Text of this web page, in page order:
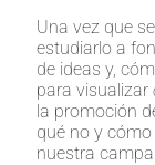
Una vez que
estudiarlo a
de ideas y,
para visualizar
la promoción
qué no y
nuestra